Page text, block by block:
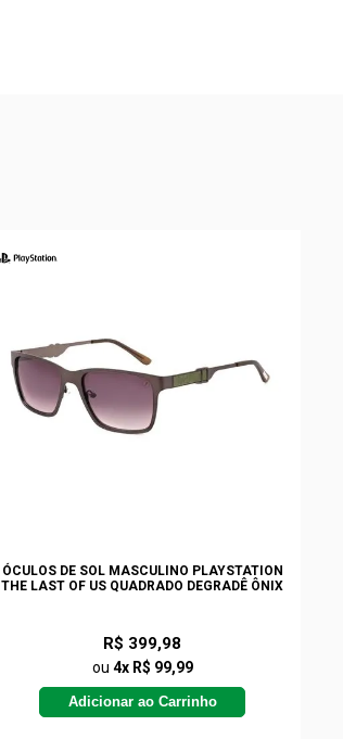
ÓCULOS DE SOL MASCULINO PLAYSTATION
THE LAST OF US QUADRADO DEGRADÊ ÔNIX
R$ 399,98
ou 4x R$ 99,99
Adicionar ao Carrinho